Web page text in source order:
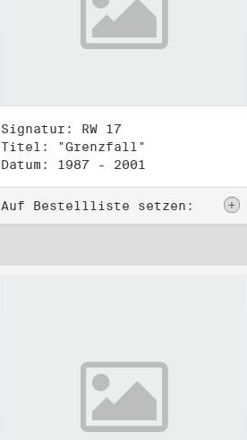
Signatur: RW 17
Titel: "Grenzfall"
Datum: 1987 - 2001
Auf Bestellliste setzen: